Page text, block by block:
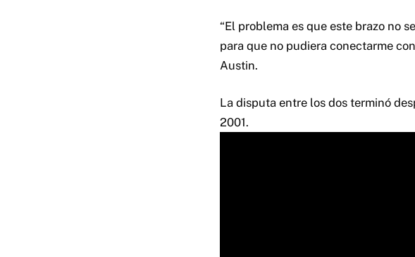
“El problema es que este brazo no
para que no pudiera conectarme
Austin.
La disputa entre los dos terminó
2001.